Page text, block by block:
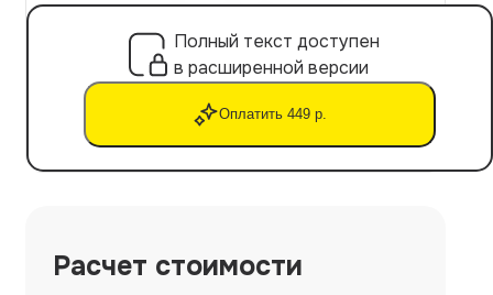
Полный текст доступен
в расширенной версии
Оплатить 449 р.
Расчет стоимости